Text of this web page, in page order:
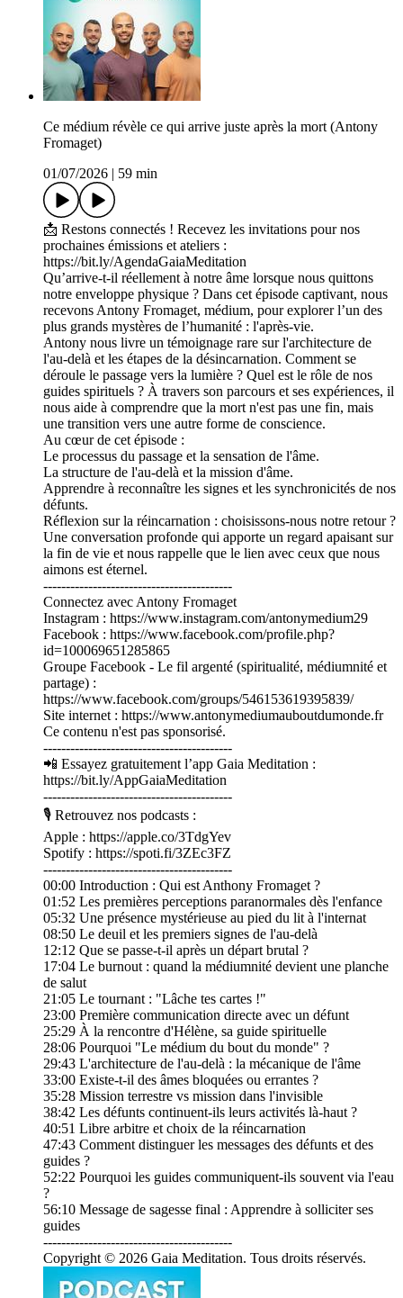
Ce médium révèle ce qui arrive juste après la mort (Antony
Fromaget)
01/07/2026
59 min
📩 Restons connectés ! Recevez les invitations pour nos
prochaines émissions et ateliers :
https://bit.ly/AgendaGaiaMeditation​
Qu’arrive-t-il réellement à notre âme lorsque nous quittons
notre enveloppe physique ? Dans cet épisode captivant, nous
recevons Antony Fromaget, médium, pour explorer l’un des
plus grands mystères de l’humanité : l'après-vie.
Antony nous livre un témoignage rare sur l'architecture de
l'au-delà et les étapes de la désincarnation. Comment se
déroule le passage vers la lumière ? Quel est le rôle de nos
guides spirituels ? À travers son parcours et ses expériences, il
nous aide à comprendre que la mort n'est pas une fin, mais
une transition vers une autre forme de conscience.
Au cœur de cet épisode :
Le processus du passage et la sensation de l'âme.
La structure de l'au-delà et la mission d'âme.
Apprendre à reconnaître les signes et les synchronicités de nos
défunts.
Réflexion sur la réincarnation : choisissons-nous notre retour ?
Une conversation profonde qui apporte un regard apaisant sur
la fin de vie et nous rappelle que le lien avec ceux que nous
aimons est éternel.
------------------------------------------
Connectez avec Antony Fromaget
Instagram : https://www.instagram.com/antonymedium29
Facebook : https://www.facebook.com/profile.php?
id=100069651285865
Groupe Facebook - Le fil argenté (spiritualité, médiumnité et
partage) :
https://www.facebook.com/groups/546153619395839/
Site internet : https://www.antonymediumauboutdumonde.fr
Ce contenu n'est pas sponsorisé.
------------------------------------------
📲 Essayez gratuitement l’app Gaia Meditation :
https://bit.ly/AppGaiaMeditation
------------------------------------------
🎙 Retrouvez nos podcasts :
Apple : https://apple.co/3TdgYev
Spotify : https://spoti.fi/3ZEc3FZ
------------------------------------------
00:00 Introduction : Qui est Anthony Fromaget ?
01:52 Les premières perceptions paranormales dès l'enfance
05:32 Une présence mystérieuse au pied du lit à l'internat
08:50 Le deuil et les premiers signes de l'au-delà
12:12 Que se passe-t-il après un départ brutal ?
17:04 Le burnout : quand la médiumnité devient une planche
de salut
21:05 Le tournant : "Lâche tes cartes !"
23:00 Première communication directe avec un défunt
25:29 À la rencontre d'Hélène, sa guide spirituelle
28:06 Pourquoi "Le médium du bout du monde" ?
29:43 L'architecture de l'au-delà : la mécanique de l'âme
33:00 Existe-t-il des âmes bloquées ou errantes ?
35:28 Mission terrestre vs mission dans l'invisible
38:42 Les défunts continuent-ils leurs activités là-haut ?
40:51 Libre arbitre et choix de la réincarnation
47:43 Comment distinguer les messages des défunts et des
guides ?
52:22 Pourquoi les guides communiquent-ils souvent via l'eau
?
56:10 Message de sagesse final : Apprendre à solliciter ses
guides
------------------------------------------
Copyright © 2026 Gaia Meditation. Tous droits réservés.